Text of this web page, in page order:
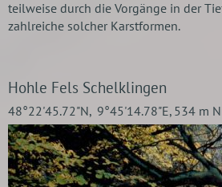
teilweise durch die Vorgänge in der
zahlreiche solcher Karstformen.
Hohle Fels Schelklingen
48°22'45.72"N, 9°45'14.78"E, 534 m